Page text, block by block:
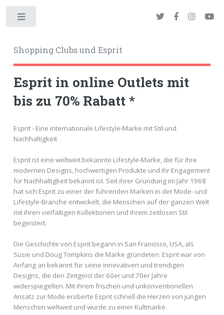
Shopping Clubs und Esprit
Esprit in online Outlets mit
bis zu 70% Rabatt *
Esprit - Eine internationale Lifestyle-Marke mit Stil und
Nachhaltigkeit
Esprit ist eine weltweit bekannte Lifestyle-Marke, die für ihre
modernen Designs, hochwertigen Produkte und ihr Engagement
für Nachhaltigkeit bekannt ist. Seit ihrer Gründung im Jahr 1968
hat sich Esprit zu einer der führenden Marken in der Mode- und
Lifestyle-Branche entwickelt, die Menschen auf der ganzen Welt
mit ihren vielfältigen Kollektionen und ihrem zeitlosen Stil
begeistert.
Die Geschichte von Esprit begann in San Francisco, USA, als
Susie und Doug Tompkins die Marke gründeten. Esprit war von
Anfang an bekannt für seine innovativen und trendigen
Designs, die den Zeitgeist der 60er und 70er Jahre
widerspiegelten. Mit ihrem frischen und unkonventionellen
Ansatz zur Mode eroberte Esprit schnell die Herzen von jungen
Menschen weltweit und wurde zu einer Kultmarke.